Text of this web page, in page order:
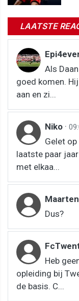
LAATSTE
Als
goed komen.
aan en zi...
Niko ·
Gelet
laatste paar
met elkaa...
Dus?
Heb
opleiding bij
de basis. C...